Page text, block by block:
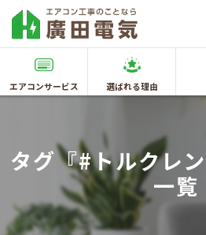
エアコンサービス 選ばれる理由
タグ『#トルクレ
一覧